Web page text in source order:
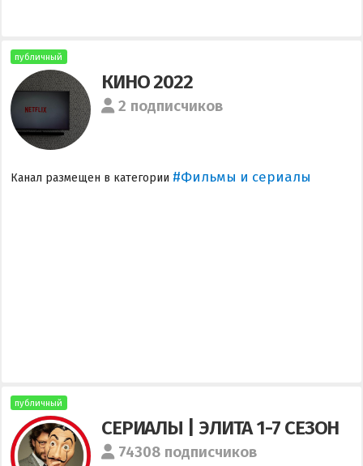
публичный
КИНО 2022
2 подписчиков
Канал размещен в категории #Фильмы и сериалы
публичный
СЕРИАЛЫ | ЭЛИТА 1-7 СЕЗОН
74308 подписчиков